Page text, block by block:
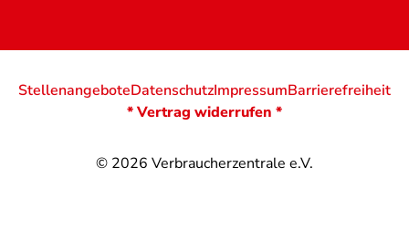
© 2026 Verbraucherzentrale e.V.
StellenangeboteDatenschutzImpressumBarrierefreiheit
* Vertrag widerrufen *